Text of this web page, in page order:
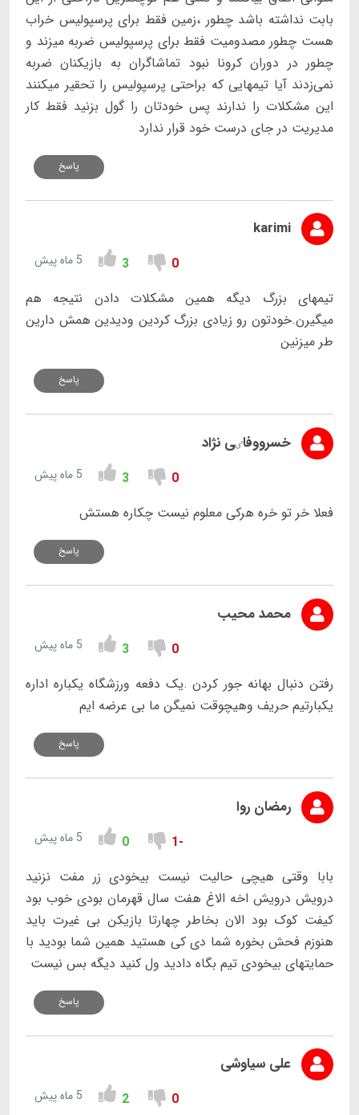
بابت نداشته باشد چطور ،زمین فقط برای پرسپولیس خراب
هست چطور مصدومیت فقط برای پرسپولیس ضربه میزند و
چطور در دوران کرونا نبود تماشاگران به بازیکنان ضربه
نمی‌زدند آیا تیمهایی که براحتی پرسپولیس را تحقیر میکنند
این مشکلات را ندارند پس خودتان را گول بزنید فقط کار
مدیریت در جای درست خود قرار ندارد
پاسخ
karimi
0
3 5 ماه پیش
تیمهای بزرگ دیگه همین مشکلات دادن نتیجه هم
میگیرن.خودتون رو زیادی بزرگ کردین ودیدین همش دارین
طر میزنین
پاسخ
خسرووفاٸی نژاد
0
3 5 ماه پیش
فعلا خر تو خره هرکی معلوم نیست چکاره هستش
پاسخ
محمد محیب
0
3 5 ماه پیش
رفتن دنبال بهانه جور کردن .یک دفعه ورزشگاه یکباره اداره
یکبارتیم حریف وهیچوقت نمیگن ما بی عرضه ایم
پاسخ
رمضان روا
-1
0 5 ماه پیش
بابا وقتی هیچی حالیت نیست بیخودی زر مفت نزنید
درویش درویش اخه الاغ هفت سال قهرمان بودی خوب بود
کیفت کوک بود الان بخاطر چهارتا بازیکن بی غیرت باید
هنوزم فحش بخوره شما دی کی هستید همین شما بودید با
حمایتهای بیخودی تیم بگاه دادید ول کنید دیگه بس نیست
پاسخ
علی سیاوشی
0
2 5 ماه پیش